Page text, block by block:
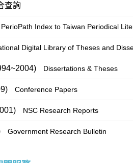
查詢
PerioPath Index to Taiwan Periodical
Digital Library of Theses and
Dissertations & Theses
Conference Papers
NSC Research Reports
Government Research Bulletin